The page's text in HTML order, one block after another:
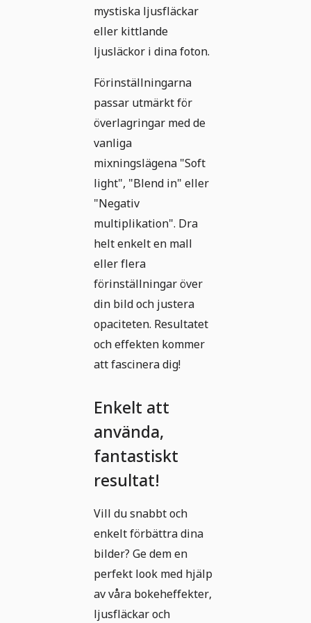
mystiska ljusfläckar
eller kittlande
ljusläckor i dina foton.
Förinställningarna
passar utmärkt för
överlagringar med de
vanliga
mixningslägena "Soft
light", "Blend in" eller
"Negativ
multiplikation". Dra
helt enkelt en mall
eller flera
förinställningar över
din bild och justera
opaciteten. Resultatet
och effekten kommer
att fascinera dig!
Enkelt att
använda,
fantastiskt
resultat!
Vill du snabbt och
enkelt förbättra dina
bilder? Ge dem en
perfekt look med hjälp
av våra bokeheffekter,
ljusfläckar och